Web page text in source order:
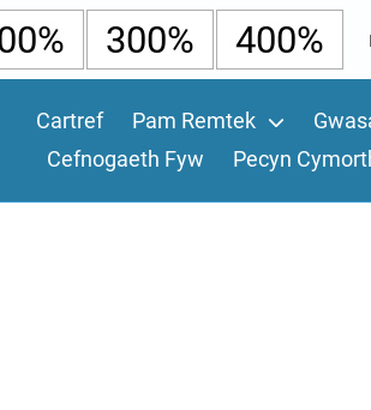
300% 400%
Cartref Pam Remtek
Cefnogaeth Fyw
Pecyn